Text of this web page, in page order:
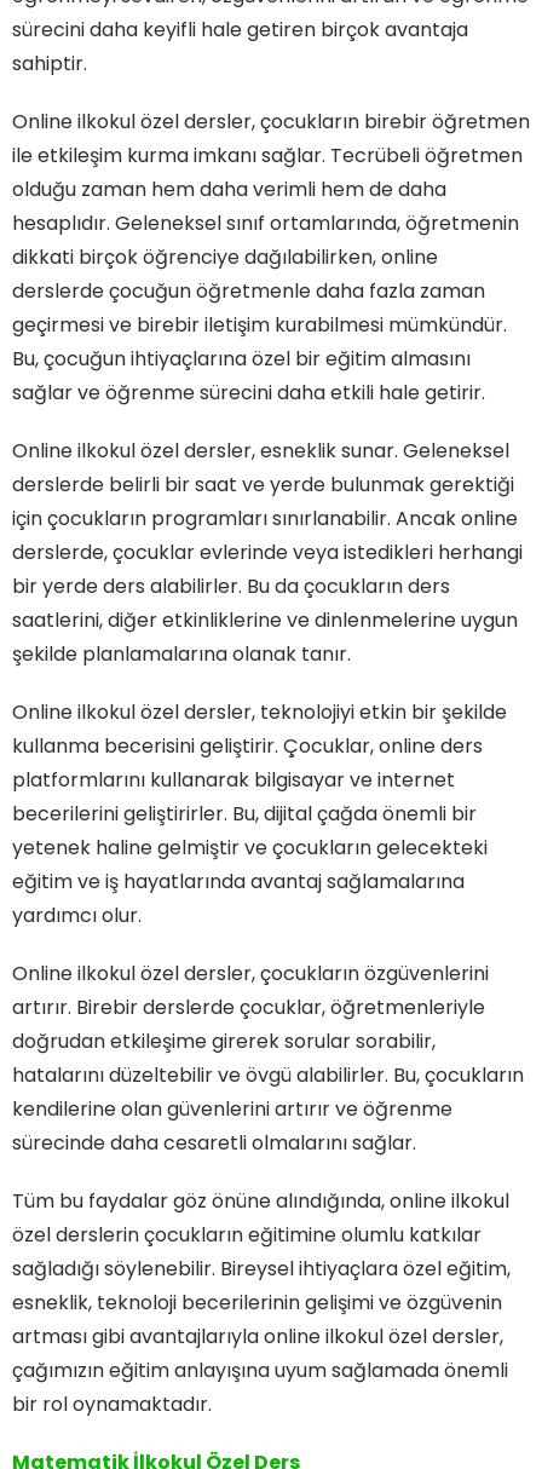
sürecini daha keyifli hale getiren birçok avantaja
sahiptir.
Online ilkokul özel dersler, çocukların birebir öğretmen
ile etkileşim kurma imkanı sağlar. Tecrübeli öğretmen
olduğu zaman hem daha verimli hem de daha
hesaplıdır. Geleneksel sınıf ortamlarında, öğretmenin
dikkati birçok öğrenciye dağılabilirken, online
derslerde çocuğun öğretmenle daha fazla zaman
geçirmesi ve birebir iletişim kurabilmesi mümkündür.
Bu, çocuğun ihtiyaçlarına özel bir eğitim almasını
sağlar ve öğrenme sürecini daha etkili hale getirir.
Online ilkokul özel dersler, esneklik sunar. Geleneksel
derslerde belirli bir saat ve yerde bulunmak gerektiği
için çocukların programları sınırlanabilir. Ancak online
derslerde, çocuklar evlerinde veya istedikleri herhangi
bir yerde ders alabilirler. Bu da çocukların ders
saatlerini, diğer etkinliklerine ve dinlenmelerine uygun
şekilde planlamalarına olanak tanır.
Online ilkokul özel dersler, teknolojiyi etkin bir şekilde
kullanma becerisini geliştirir. Çocuklar, online ders
platformlarını kullanarak bilgisayar ve internet
becerilerini geliştirirler. Bu, dijital çağda önemli bir
yetenek haline gelmiştir ve çocukların gelecekteki
eğitim ve iş hayatlarında avantaj sağlamalarına
yardımcı olur.
Online ilkokul özel dersler, çocukların özgüvenlerini
artırır. Birebir derslerde çocuklar, öğretmenleriyle
doğrudan etkileşime girerek sorular sorabilir,
hatalarını düzeltebilir ve övgü alabilirler. Bu, çocukların
kendilerine olan güvenlerini artırır ve öğrenme
sürecinde daha cesaretli olmalarını sağlar.
Tüm bu faydalar göz önüne alındığında, online ilkokul
özel derslerin çocukların eğitimine olumlu katkılar
sağladığı söylenebilir. Bireysel ihtiyaçlara özel eğitim,
esneklik, teknoloji becerilerinin gelişimi ve özgüvenin
artması gibi avantajlarıyla online ilkokul özel dersler,
çağımızın eğitim anlayışına uyum sağlamada önemli
bir rol oynamaktadır.
Matematik İlkokul Özel Ders